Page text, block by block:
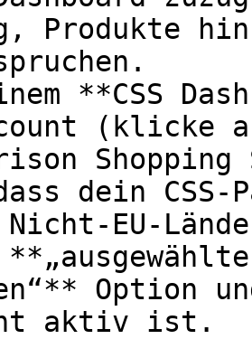
Produkte
**CSS
(klicke
dein
EU-
Option
aktiv ist.